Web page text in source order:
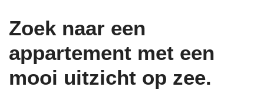
Zoek naar een
appartement met een
mooi uitzicht op zee.